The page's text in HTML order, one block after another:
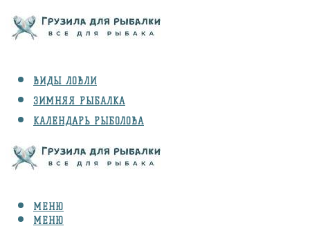
ВИДЫ ЛОВЛИ
ЗИМНЯЯ РЫБАЛКА
КАЛЕНДАРЬ РЫБОЛОВА
СНАРЯЖЕНИЕ
МЕНЮ
МЕНЮ